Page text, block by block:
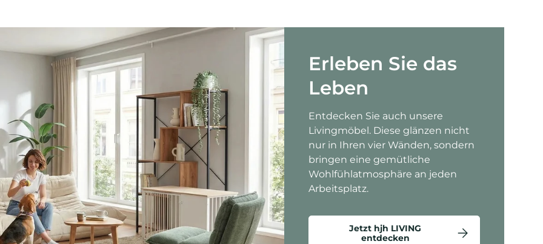
- AMIO H - Büroschrank
anzeigen - Sitzolo 2 - Loungesessel
Erleben Sie das
Leben
Entdecken Sie auch unsere
Livingmöbel. Diese glänzen nicht
nur in Ihren vier Wänden, sondern
bringen eine gemütliche
Wohlfühlatmosphäre an jeden
Arbeitsplatz.
Jetzt hjh LIVING
entdecken